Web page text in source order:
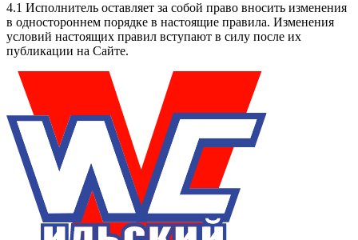
4.1 Исполнитель оставляет за собой право вносить изменения
в одностороннем порядке в настоящие правила. Изменения
условий настоящих правил вступают в силу после их
публикации на Сайте.